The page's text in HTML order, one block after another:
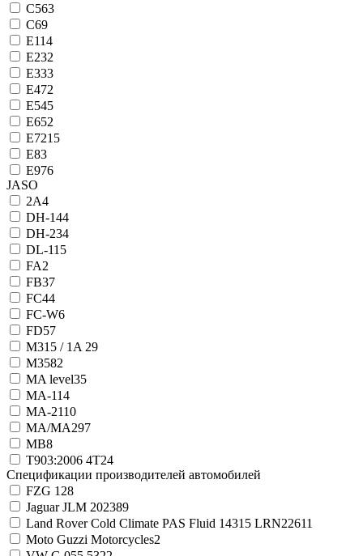
C563
C69
E114
E232
E333
E472
E545
E652
E7215
E83
E976
JASO
2А4
DH-144
DH-234
DL-115
FA2
FB37
FC44
FC-W6
FD57
M315 / 1A 29
M3582
MA level35
MA-114
MA-2110
MA/MA297
MB8
T903:2006 4T24
Спецификации производителей автомобилей
FZG 128
Jaguar JLM 202389
Land Rover Cold Climate PAS Fluid 14315 LRN22611
Moto Guzzi Motorcycles2